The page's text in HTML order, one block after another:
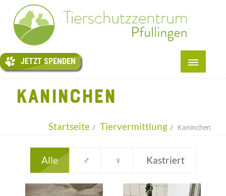
SPENDEN
JETZT SPENDEN
ÜBER UNS
TIERTAFEL
HELFEN +
KANINCHEN
Startseite Tiervermittlung Kaninchen
Alle ♂ ♀ Kastriert